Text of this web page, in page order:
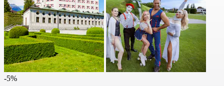
-5%